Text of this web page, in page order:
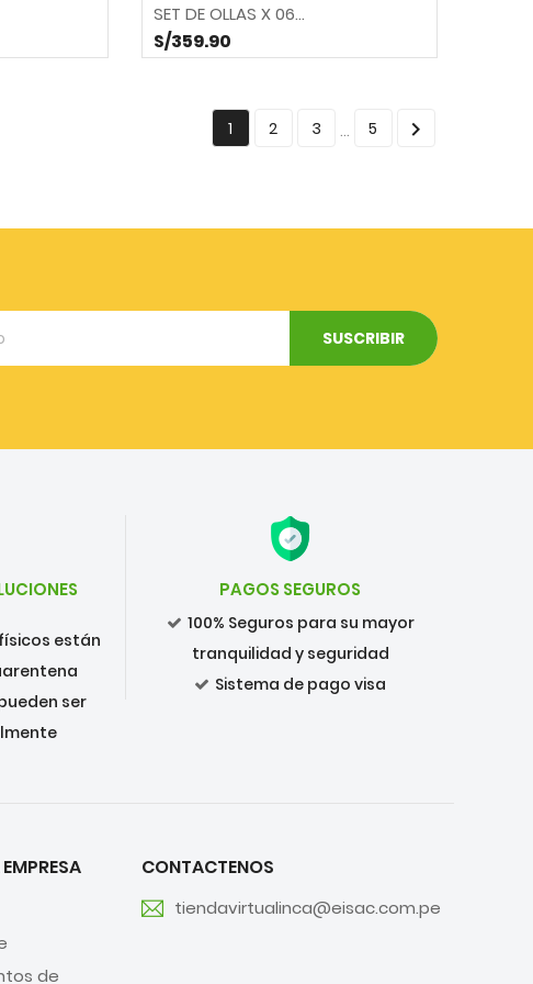
SET DE OLLAS X 06...
S/359.90
1 2 3 … 5 
están
ser
PAGOS SEGUROS
100% Seguros para su mayor
tranquilidad y seguridad
Sistema de pago visa
de
CONTACTENOS
tiendavirtualinca@eisac.com.pe